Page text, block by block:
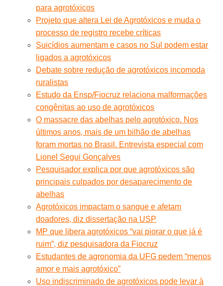
para agrotóxicos
Projeto que altera Lei de Agrotóxicos e muda o
processo de registro recebe críticas
Suicídios aumentam e casos no Sul podem estar
ligados a agrotóxicos
Debate sobre redução de agrotóxicos incomoda
ruralistas
Estudo da Ensp/Fiocruz relaciona malformações
congênitas ao uso de agrotóxicos
O massacre das abelhas pelo agrotóxico. Nos
últimos anos, mais de um bilhão de abelhas
foram mortas no Brasil. Entrevista especial com
Lionel Segui Gonçalves
Pesquisador explica por que agrotóxicos são
principais culpados por desaparecimento de
abelhas
Agrotóxicos impactam o sangue e afetam
doadores, diz dissertação na USP
MP que libera agrotóxicos “vai piorar o que já é
ruim”, diz pesquisadora da Fiocruz
Estudantes de agronomia da UFG pedem “menos
amor e mais agrotóxico”
Uso indiscriminado de agrotóxicos pode levar à